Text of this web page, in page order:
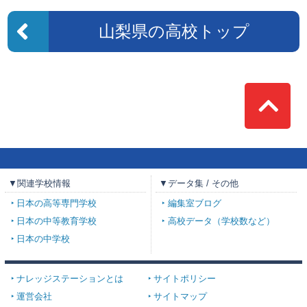
山梨県の高校トップ
Top
▼関連学校情報
日本の高等専門学校
日本の中等教育学校
日本の中学校
▼データ集 / その他
編集室ブログ
高校データ（学校数など）
ナレッジステーションとは
サイトポリシー
運営会社
サイトマップ